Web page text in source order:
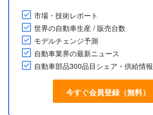
市場・技術レポート
世界の自動車生産 / 販売台数
モデルチェンジ予測
自動車業界の最新ニュース
自動車部品300品目シェア・供給情報
今すぐ会員登録（無料）